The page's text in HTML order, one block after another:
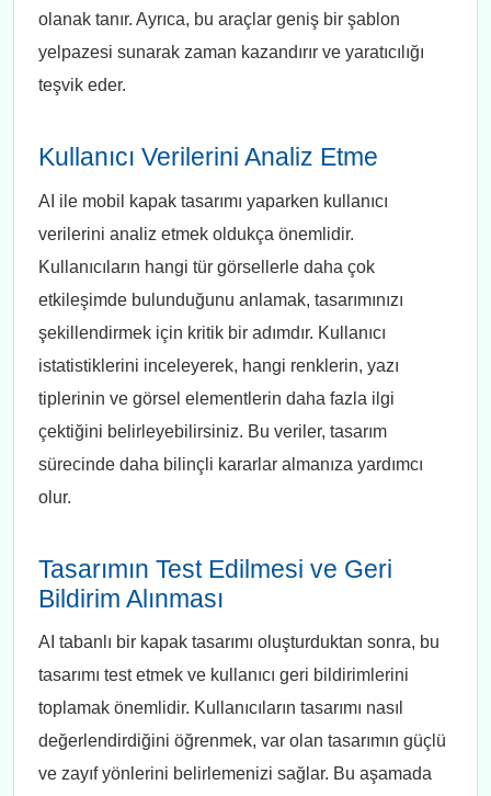
olanak tanır. Ayrıca, bu araçlar geniş bir şablon
yelpazesi sunarak zaman kazandırır ve yaratıcılığı
teşvik eder.
Kullanıcı Verilerini Analiz Etme
AI ile mobil kapak tasarımı yaparken kullanıcı
verilerini analiz etmek oldukça önemlidir.
Kullanıcıların hangi tür görsellerle daha çok
etkileşimde bulunduğunu anlamak, tasarımınızı
şekillendirmek için kritik bir adımdır. Kullanıcı
istatistiklerini inceleyerek, hangi renklerin, yazı
tiplerinin ve görsel elementlerin daha fazla ilgi
çektiğini belirleyebilirsiniz. Bu veriler, tasarım
sürecinde daha bilinçli kararlar almanıza yardımcı
olur.
Tasarımın Test Edilmesi ve Geri
Bildirim Alınması
AI tabanlı bir kapak tasarımı oluşturduktan sonra, bu
tasarımı test etmek ve kullanıcı geri bildirimlerini
toplamak önemlidir. Kullanıcıların tasarımı nasıl
değerlendirdiğini öğrenmek, var olan tasarımın güçlü
ve zayıf yönlerini belirlemenizi sağlar. Bu aşamada